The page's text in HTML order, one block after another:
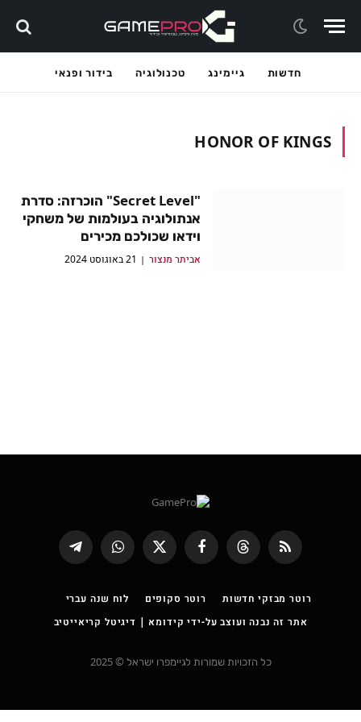
חדשות גיימינג טכנולוגיה בידור ופנאי
HONOR OF KINGS
"Secret Level" הוכרזה: סדרת
אנתולוגיה בעולמות של משחקי
וידאו שכולכם מכירים
אביתר מנצור 21 באוגוסט 2024
RSS
Threads פייסבוק
X
(טוויטר)
WhatsApp
Telegram
רוטר מבזקי חדשות רוטר סקופים
לוח שנה עברי
אתר זה נבנה ועוצב על-ידי קידומא | דיגיטל קריאייטיב
כל הזכויות שמורות לגיימפרו ישראל © 2025